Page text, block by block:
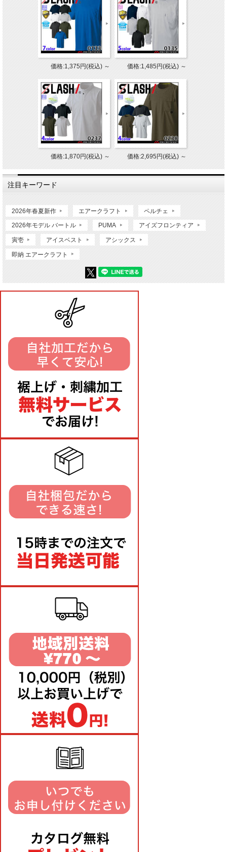
価格:1,375円(税込)～ 価格:1,485円(税込)～
価格:1,870円(税込)～ 価格:2,695円(税込)～
注目キーワード
2026年春夏新作 エアークラフト ペルチェ
2026年モデル バートル PUMA アイズフロンティア
寅壱 アイスベスト アシックス
即納 エアークラフト